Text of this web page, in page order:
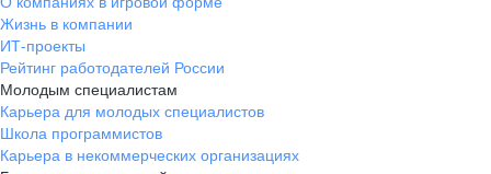
Жизнь в компании
ИТ-проекты
Рейтинг работодателей России
Молодым специалистам
Карьера для молодых специалистов
Школа программистов
Карьера в некоммерческих организациях